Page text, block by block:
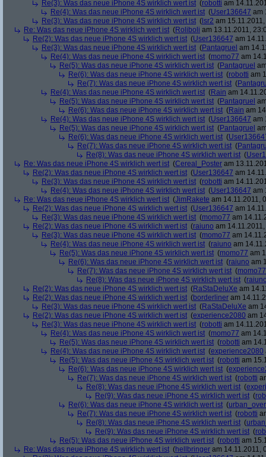
Re(3): Was das neue iPhone 4S wirklich wert ist (robotti am
Re(4): Was das neue iPhone 4S wirklich wert ist (User136647 am
Re(3): Was das neue iPhone 4S wirklich wert ist ( lsr2 am
Re: Was das neue iPhone 4S wirklich wert ist (Roliboli am 13.11.2011,
Re(2): Was das neue iPhone 4S wirklich wert ist (User136647 am
Re(3): Was das neue iPhone 4S wirklich wert ist (Pantagruel am
Re(4): Was das neue iPhone 4S wirklich wert ist (momo77 am
Re(5): Was das neue iPhone 4S wirklich wert ist (Pantagruel
Re(6): Was das neue iPhone 4S wirklich wert ist (robotti am
Re(7): Was das neue iPhone 4S wirklich wert ist (
Re(4): Was das neue iPhone 4S wirklich wert ist (Rain am
Re(5): Was das neue iPhone 4S wirklich wert ist (Pantagruel
Re(6): Was das neue iPhone 4S wirklich wert ist (Rain am
Re(4): Was das neue iPhone 4S wirklich wert ist (User136647 am
Re(5): Was das neue iPhone 4S wirklich wert ist (Pantagruel
Re(6): Was das neue iPhone 4S wirklich wert ist (
Re(7): Was das neue iPhone 4S wirklich wert ist (
Re(8): Was das neue iPhone 4S wirklich wert ist (
Re: Was das neue iPhone 4S wirklich wert ist (Cereal_Poster am
Re(2): Was das neue iPhone 4S wirklich wert ist (User136647 am
Re(3): Was das neue iPhone 4S wirklich wert ist (robotti am
Re(4): Was das neue iPhone 4S wirklich wert ist (User136647 am
Re: Was das neue iPhone 4S wirklich wert ist (JimRakete am 14.11.2011,
Re(2): Was das neue iPhone 4S wirklich wert ist (User136647 am
Re(3): Was das neue iPhone 4S wirklich wert ist (momo77 am
Re(2): Was das neue iPhone 4S wirklich wert ist (raiuno am
Re(3): Was das neue iPhone 4S wirklich wert ist (momo77 am
Re(4): Was das neue iPhone 4S wirklich wert ist (raiuno am
Re(5): Was das neue iPhone 4S wirklich wert ist (momo77 am
Re(6): Was das neue iPhone 4S wirklich wert ist (raiuno am
Re(7): Was das neue iPhone 4S wirklich wert ist (momo77
Re(8): Was das neue iPhone 4S wirklich wert ist (
Re(2): Was das neue iPhone 4S wirklich wert ist (RaStaDeluXe am
Re(2): Was das neue iPhone 4S wirklich wert ist (borderliner am
Re(3): Was das neue iPhone 4S wirklich wert ist (RaStaDeluXe am
Re(2): Was das neue iPhone 4S wirklich wert ist (experience2080 am
Re(3): Was das neue iPhone 4S wirklich wert ist (robotti am
Re(4): Was das neue iPhone 4S wirklich wert ist (momo77 am
Re(5): Was das neue iPhone 4S wirklich wert ist (robotti am
Re(4): Was das neue iPhone 4S wirklich wert ist (experience2080
Re(5): Was das neue iPhone 4S wirklich wert ist (robotti am
Re(6): Was das neue iPhone 4S wirklich wert ist (
Re(7): Was das neue iPhone 4S wirklich wert ist (robotti
Re(8): Was das neue iPhone 4S wirklich wert ist (
Re(9): Was das neue iPhone 4S wirklich wert ist (
Re(6): Was das neue iPhone 4S wirklich wert ist (
Re(7): Was das neue iPhone 4S wirklich wert ist (robotti
Re(8): Was das neue iPhone 4S wirklich wert ist (
Re(9): Was das neue iPhone 4S wirklich wert ist (
Re(5): Was das neue iPhone 4S wirklich wert ist (robotti am
Re: Was das neue iPhone 4S wirklich wert ist (hellbringer am 14.11.2011,